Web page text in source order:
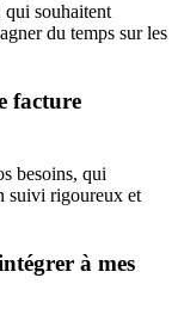
souhaitent
du temps sur les
facture
besoins, qui
suivi rigoureux et
à mes